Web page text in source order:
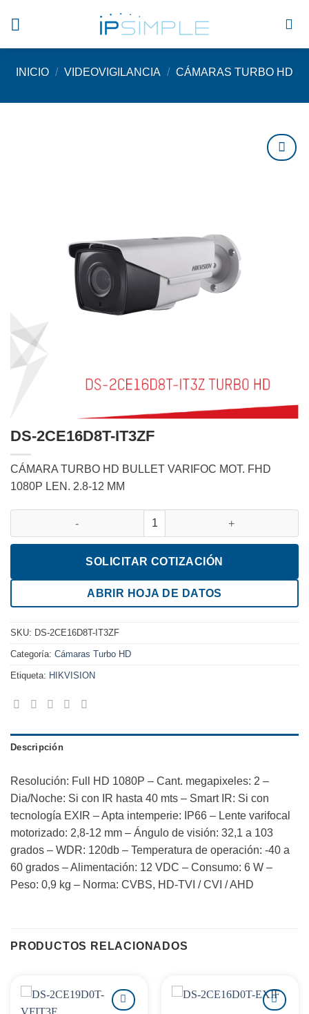
INICIO / VIDEOVIGILANCIA / CÁMARAS TURBO HD
DS-2CE16D8T-IT3ZF
CÁMARA TURBO HD BULLET VARIFOC MOT. FHD
1080P LEN. 2.8-12 MM
SOLICITAR COTIZACIÓN
ABRIR HOJA DE DATOS
SKU: DS-2CE16D8T-IT3ZF
Categoría: Cámaras Turbo HD
Etiqueta: HIKVISION
Descripción
Resolución: Full HD 1080P – Cant. megapixeles: 2 –
Dia/Noche: Si con IR hasta 40 mts – Smart IR: Si con
tecnología EXIR – Apta intemperie: IP66 – Lente varifocal
motorizado: 2,8-12 mm – Ángulo de visión: 32,1 a 103
grados – WDR: 120db – Temperatura de operación: -40 a
60 grados – Alimentación: 12 VDC – Consumo: 6 W –
Peso: 0,9 kg – Norma: CVBS, HD-TVI / CVI / AHD
PRODUCTOS RELACIONADOS